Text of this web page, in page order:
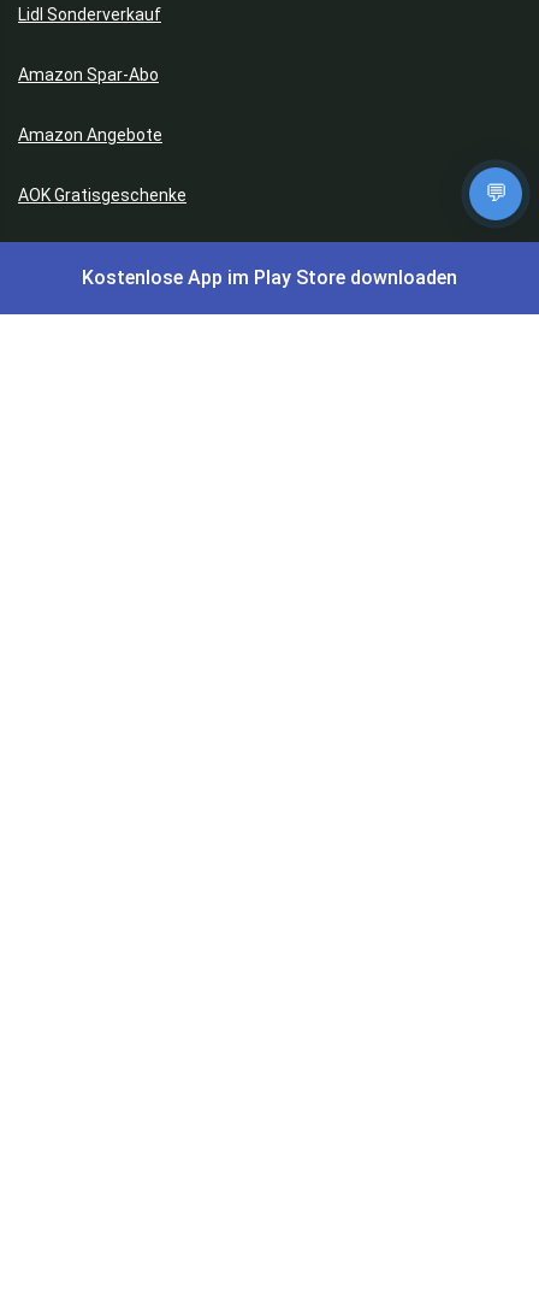
Lidl Sonderverkauf
Amazon Spar-Abo
Amazon Angebote
AOK Gratisgeschenke
Gutscheine, Coupons & Payback
💬
Kostenlose App im Play Store downloaden